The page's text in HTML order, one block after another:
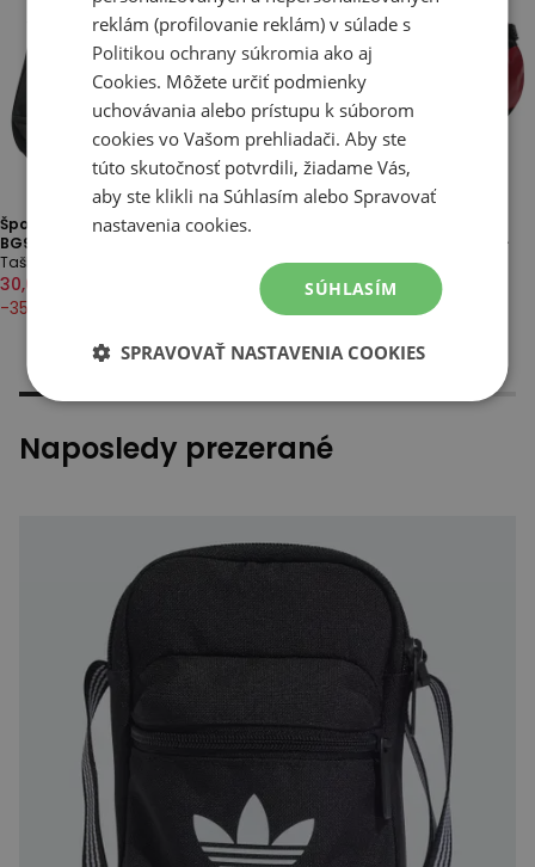
Športová taška New Balance
BG93909GBKW - čierne
Tašky
30,00 €
-35
Camp Duffel XS 0A52SS54A1 -
červené
Tašky
Naposledy prezerané
reklám (profilovanie reklám) v súlade s
Politikou ochrany súkromia ako aj
Cookies. Môžete určiť podmienky
uchovávania alebo prístupu k súborom
cookies vo Vašom prehliadači. Aby ste
túto skutočnosť potvrdili, žiadame Vás,
aby ste klikli na Súhlasím alebo Spravovať
nastavenia cookies.
SÚHLASÍM
SPRAVOVAŤ NASTAVENIA COOKIES